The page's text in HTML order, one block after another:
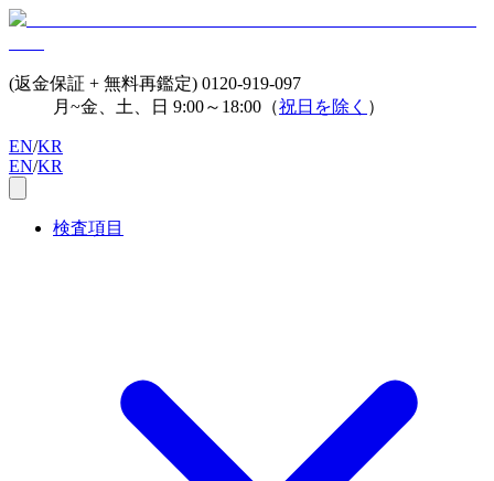
(返金保証 + 無料再鑑定) 0120-919-097
月~金、土、日 9:00～18:00（祝日を除く ）
EN/KR
EN/KR
検査項目